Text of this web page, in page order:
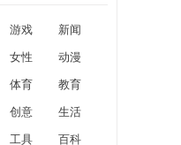
游戏 新闻
女性 动漫
体育 教育
创意 生活
工具 百科